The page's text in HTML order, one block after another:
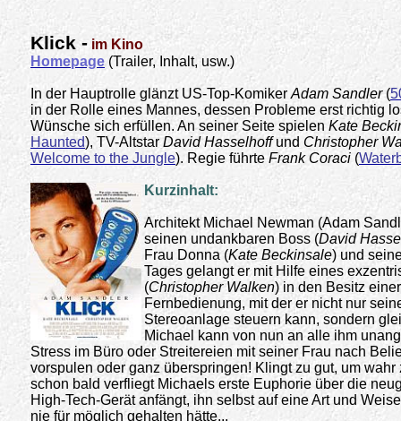
Klick - im Kino
Homepage (Trailer, Inhalt, usw.)
In der Hauptrolle glänzt US-Top-Komiker Adam Sandler(
in der Rolle eines Mannes, dessen Probleme erst richtig
Wünsche sich erfüllen. An seiner Seite spielen Kate
Haunted), TV-Altstar David Hasselhoffund Christopher
Welcome to the Jungle). Regie führte Frank Coraci (
Kurzinhalt:
Architekt Michael Newman (Adam
seinen undankbaren Boss (David
Frau Donna (Kate Beckinsale) und
Tages gelangt er mit Hilfe eines
(Christopher Walken) in den Besitz
Fernbedienung, mit der er nicht nur
Stereoanlage steuern kann, sondern
Michael kann von nun an alle ihm
Stress im Büro oder Streitereien mit seiner Frau nach
vorspulen oder ganz überspringen! Klingt zu gut, um wahr
schon bald verfliegt Michaels erste Euphorie über die
High-Tech-Gerät anfängt, ihn selbst auf eine Art und
nie für möglich gehalten hätte...